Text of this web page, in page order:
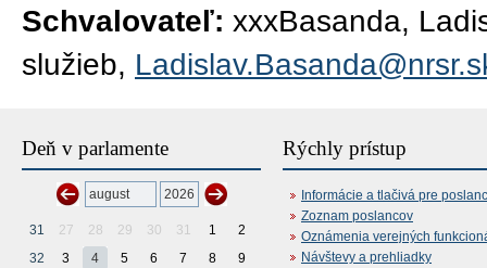
Schvalovateľ: xxxBasanda,
služieb,
Deň v parlamente
31 27 28 29 30 31 1
2
32
3 4 5 6 7 8
9
Rýchly prístup
Informácie a tlačivá pre
Zoznam poslancov
Oznámenia verejných
Návštevy a prehliadky